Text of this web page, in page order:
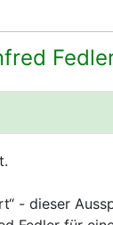
- dieser